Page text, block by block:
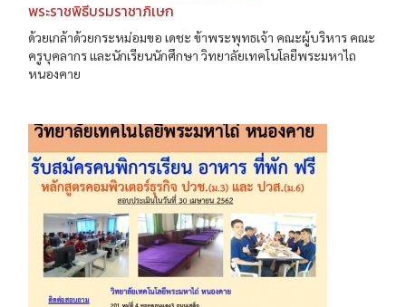
พระราชพิธีบรมราชาภิเษก
ด้วยเกล้าด้วยกระหม่อมขอ เดชะ ข้าพระพุทธเจ้า คณะผู้บริหาร คณะ
ครูบุคลากร และนักเรียนนักศึกษา วิทยาลัยเทคโนโลยีพระมหาไถ
หนองคาย